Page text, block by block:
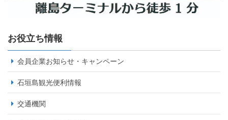
お役立ち情報
会員企業お知らせ・キャンペーン
石垣島観光便利情報
交通機関